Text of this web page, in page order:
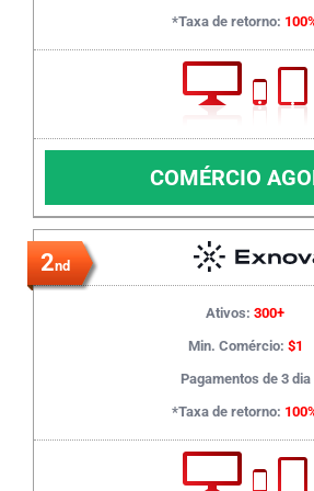
*Taxa de retorno:
COMÉRCIO
2nd
Ativos: 300+
Min. Comércio: $1
Pagamentos de 3 dia
*Taxa de retorno: